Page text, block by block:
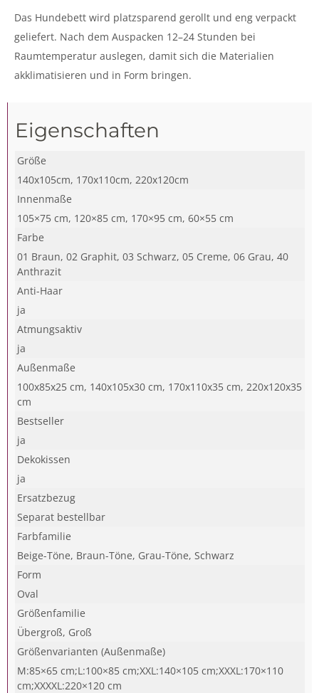
Das Hundebett wird platzsparend gerollt und eng verpackt
geliefert. Nach dem Auspacken 12–24 Stunden bei
Raumtemperatur auslegen, damit sich die Materialien
akklimatisieren und in Form bringen.
Eigenschaften
Größe
140x105cm, 170x110cm, 220x120cm
Innenmaße
105×75 cm, 120×85 cm, 170×95 cm, 60×55 cm
Farbe
01 Braun, 02 Graphit, 03 Schwarz, 05 Creme, 06 Grau, 40
Anthrazit
Anti-Haar
ja
Atmungsaktiv
ja
Außenmaße
100x85x25 cm, 140x105x30 cm, 170x110x35 cm, 220x120x35
cm
Bestseller
ja
Dekokissen
ja
Ersatzbezug
Separat bestellbar
Farbfamilie
Beige-Töne, Braun-Töne, Grau-Töne, Schwarz
Form
Oval
Größenfamilie
Übergroß, Groß
Größenvarianten (Außenmaße)
M:85×65 cm;L:100×85 cm;XXL:140×105 cm;XXXL:170×110
cm;XXXXL:220×120 cm